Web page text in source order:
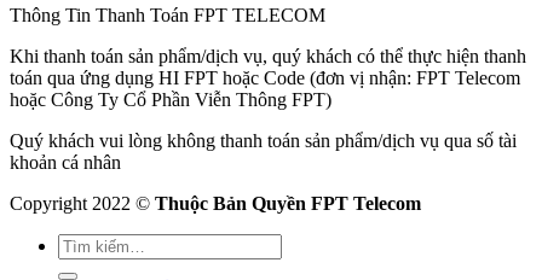
Thông Tin Thanh Toán FPT TELECOM
Khi thanh toán sản phẩm/dịch vụ, quý khách có thể thực hiện thanh
toán qua ứng dụng HI FPT hoặc Code (đơn vị nhận: FPT Telecom
hoặc Công Ty Cổ Phần Viễn Thông FPT)
Quý khách vui lòng không thanh toán sản phẩm/dịch vụ qua số tài
khoản cá nhân
Copyright 2022 © Thuộc Bản Quyền FPT Telecom